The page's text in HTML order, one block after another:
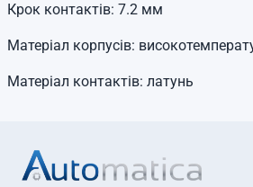
Крок контактів: 7.2 мм
Матеріал корпусів:
Матеріал контактів: латунь